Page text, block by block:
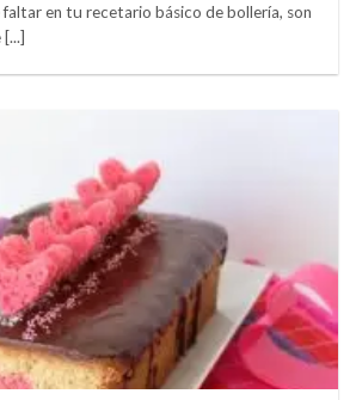
en tu recetario básico de bollería, son